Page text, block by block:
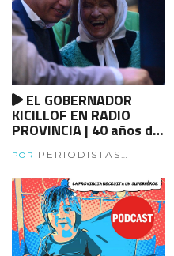
EL GOBERNADOR
KICILLOF EN RADIO
PROVINCIA | 40 años de
Democracia, charla con
Axel Kicillof, Taty
Almeida, Estela de
Carlotto, Florencia
Saintout, Matías
Moreno y Marcelo
Figueras
POR
PERIODISTAS